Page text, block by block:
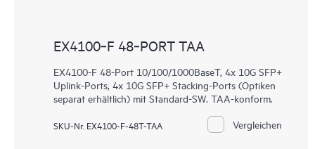
EX4100‑F 48‑PORT TAA
EX4100-F 48-Port 10/100/1000BaseT, 4x 10G SFP+
Uplink-Ports, 4x 10G SFP+ Stacking-Ports (Optiken
separat erhältlich) mit Standard-SW. TAA-konform.
SKU-Nr. EX4100-F-48T-TAA Vergleichen